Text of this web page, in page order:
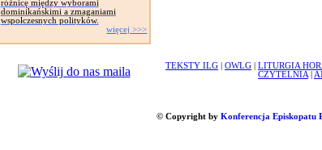
różnicę między wyborami
dominikańskimi a zmaganiami
wspołczesnych polityków.
więcej >>>
TEKSTY ILG
OWLG LITURGIA
CZYTELNIA
© Copyright by Konferencja Episkopatu